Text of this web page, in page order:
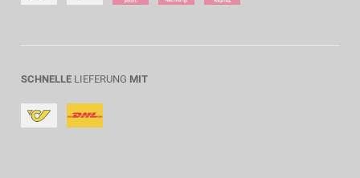
SCHNELLE LIEFERUNG MIT